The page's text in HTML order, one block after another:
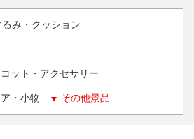
み・クッション
ット・アクセサリー
・小物 その他景品